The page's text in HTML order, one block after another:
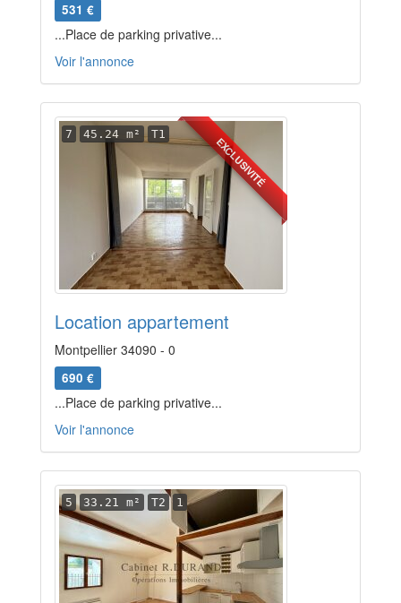
531 €
...Place de parking privative...
Voir l'annonce
EXCLUSIVITÉ
7 45.24 m² T1
Location appartement
Montpellier 34090 - 0
690 €
...Place de parking privative...
Voir l'annonce
5 33.21 m² T2 1